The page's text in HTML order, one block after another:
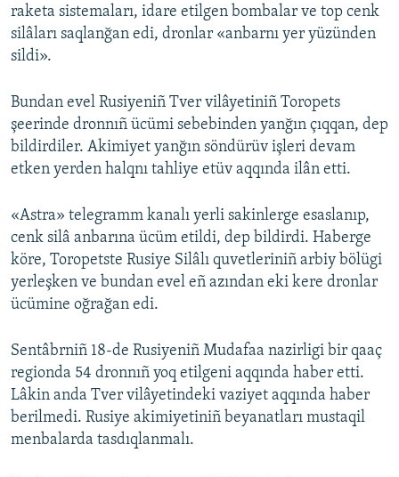
raketa sistemaları, idare etilgen bombalar ve top cenk
silâları saqlanğan edi, dronlar «anbarnı yer yüzünden
sildi».
Bundan evel Rusiyeniñ Tver vilâyetiniñ Toropets
şeerinde dronnıñ ücümi sebebinden yanğın çıqqan, dep
bildirdiler. Akimiyet yanğın söndürüv işleri devam
etken yerden halqnı tahliye etüv aqqında ilân etti.
«Astra» telegramm kanalı yerli sakinlerge esaslanıp,
cenk silâ anbarına ücüm etildi, dep bildirdi. Haberge
köre, Toropetste Rusiye Silâlı quvetleriniñ arbiy bölügi
yerleşken ve bundan evel eñ azından eki kere dronlar
ücümine oğrağan edi.
Sentâbrniñ 18-de Rusiyeniñ Mudafaa nazirligi bir qaaç
regionda 54 dronnıñ yoq etilgeni aqqında haber etti.
Lâkin anda Tver vilâyetindeki vaziyet aqqında haber
berilmedi. Rusiye akimiyetiniñ beyanatları mustaqil
menbalarda tasdıqlanmalı.